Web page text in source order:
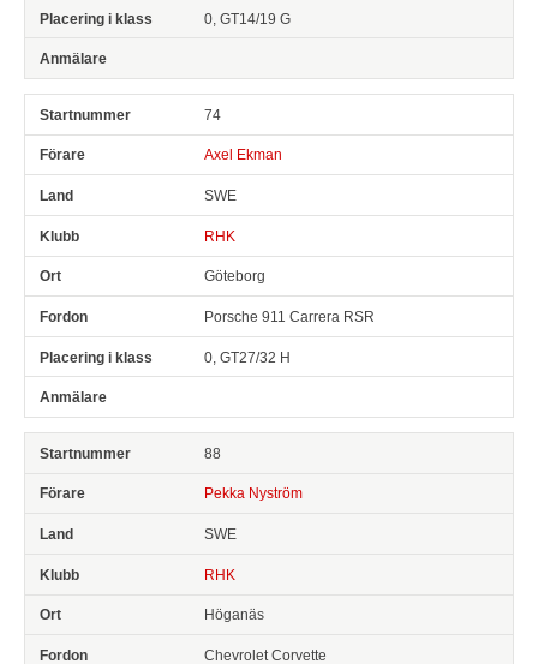
0, GT14/19 G
74
Axel Ekman
SWE
RHK
Göteborg
Porsche 911 Carrera RSR
0, GT27/32 H
88
Pekka Nyström
SWE
RHK
Höganäs
Chevrolet Corvette